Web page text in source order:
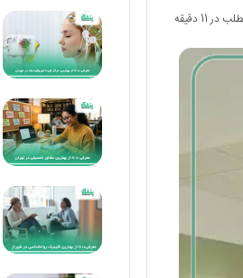
11 دقیقه